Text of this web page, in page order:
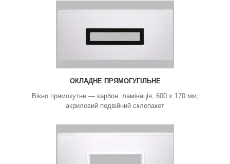
ОКЛАДНЕ ПРЯМОГУГІЛЬНЕ
Вікно прямокутне — карбон. ламінація, 600 х 170 мм,
акриловий подвійний склопакет